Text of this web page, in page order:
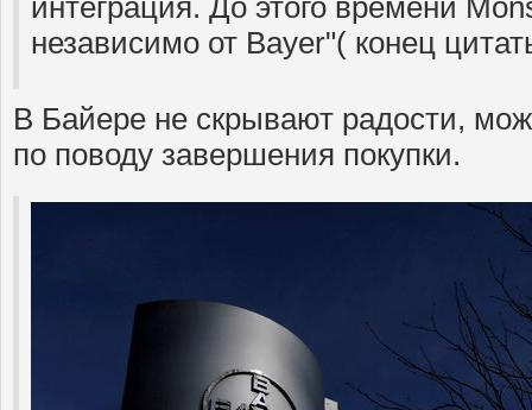
интеграция. До этого времени
независимо от Bayer"( конец
В Байере не скрывают радости,
по поводу завершения покупки.